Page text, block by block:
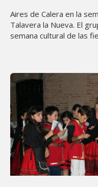
Aires de Calera en la
Talavera la Nueva. El
semana cultural de las